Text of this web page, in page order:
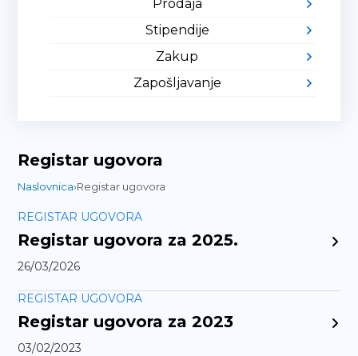
Prodaja
Stipendije
Zakup
Zapošljavanje
Registar ugovora
Naslovnica›Registar ugovora
REGISTAR UGOVORA
Registar ugovora za 2025.
26/03/2026
REGISTAR UGOVORA
Registar ugovora za 2023
03/02/2023